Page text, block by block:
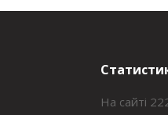
На сайті